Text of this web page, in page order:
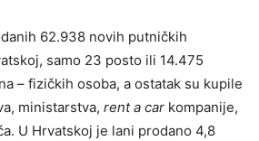
62.938 novih putničkih
samo 23 posto ili 14.475
– fizičkih osoba, a ostatak su kupile
ministarstva, rent a car kompanije,
U Hrvatskoj je lani prodano 4,8